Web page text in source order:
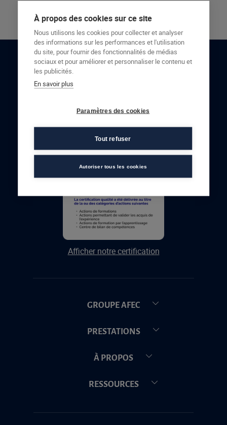
RESTONS EN CONTACT
Afficher notre certification
GROUPE AFEC
PRESTATIONS
À PROPOS
RESSOURCES
À propos des cookies sur ce site
Nous utilisons les cookies pour collecter et analyser
des informations sur les performances et l'utilisation
du site, pour fournir des fonctionnalités de médias
sociaux et pour améliorer et personnaliser le contenu et
les publicités.
En savoir plus
Paramètres des cookies
Tout refuser
Autoriser tous les cookies